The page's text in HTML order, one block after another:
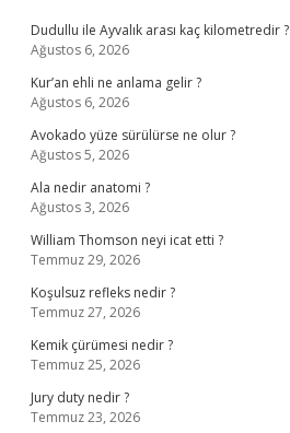
Dudullu ile Ayvalık arası kaç kilometredir ?
Ağustos 6, 2026
Kur’an ehli ne anlama gelir ?
Ağustos 6, 2026
Avokado yüze sürülürse ne olur ?
Ağustos 5, 2026
Ala nedir anatomi ?
Ağustos 3, 2026
William Thomson neyi icat etti ?
Temmuz 29, 2026
Koşulsuz refleks nedir ?
Temmuz 27, 2026
Kemik çürümesi nedir ?
Temmuz 25, 2026
Jury duty nedir ?
Temmuz 23, 2026